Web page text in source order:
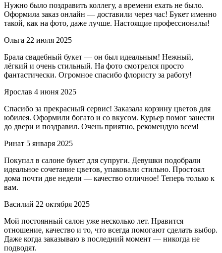
Нужно было поздравить коллегу, а времени ехать не было.
Оформила заказ онлайн — доставили через час! Букет именно
такой, как на фото, даже лучше. Настоящие профессионалы!
Ольга 22 июля 2025
Брала свадебный букет — он был идеальным! Нежный,
лёгкий и очень стильный. На фото смотрелся просто
фантастически. Огромное спасибо флористу за работу!
Ярослав 4 июня 2025
Спасибо за прекрасный сервис! Заказала корзину цветов для
юбилея. Оформили богато и со вкусом. Курьер помог занести
до двери и поздравил. Очень приятно, рекомендую всем!
Ринат 5 января 2025
Покупал в салоне букет для супруги. Девушки подобрали
идеальное сочетание цветов, упаковали стильно. Простоял
дома почти две недели — качество отличное! Теперь только к
вам.
Василий 22 октября 2025
Мой постоянный салон уже несколько лет. Нравится
отношение, качество и то, что всегда помогают сделать выбор.
Даже когда заказываю в последний момент — никогда не
подводят.